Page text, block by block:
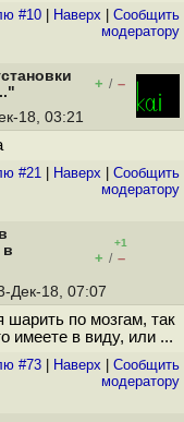
#10 Наверх
Cообщить
модератору
+ / –
18, 03:21
#21 Наверх
Cообщить
модератору
в
+1
+ / –
Дек-18, 07:07
шарить по мозгам, так
имеете в виду, или ...
#73 Наверх
Cообщить
модератору